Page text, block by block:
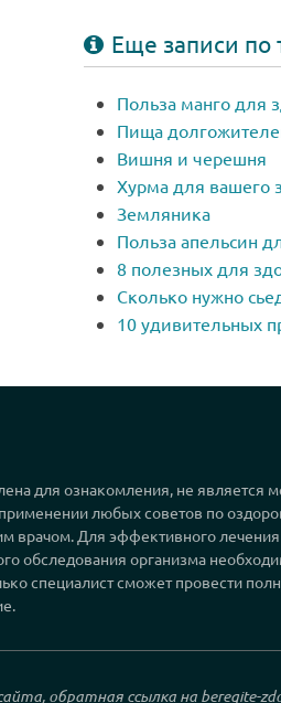
Еще записи по
Польза манго для
Пища
Вишня и черешня
Хурма для вашего
Земляника
Польза апельсин
8 полезных для
Сколько нужно
10 удивительных
для ознакомления, не является
любых советов по
врачом. Для эффективного
обследования организма
специалист сможет провести
обратная ссылка на beregite-